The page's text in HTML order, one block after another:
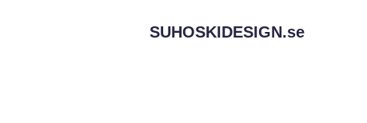
SUHOSKIDESIGN.se